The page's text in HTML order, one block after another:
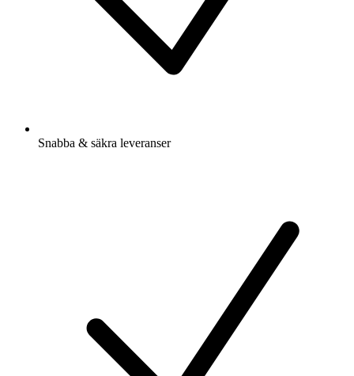
Snabba & säkra leveranser